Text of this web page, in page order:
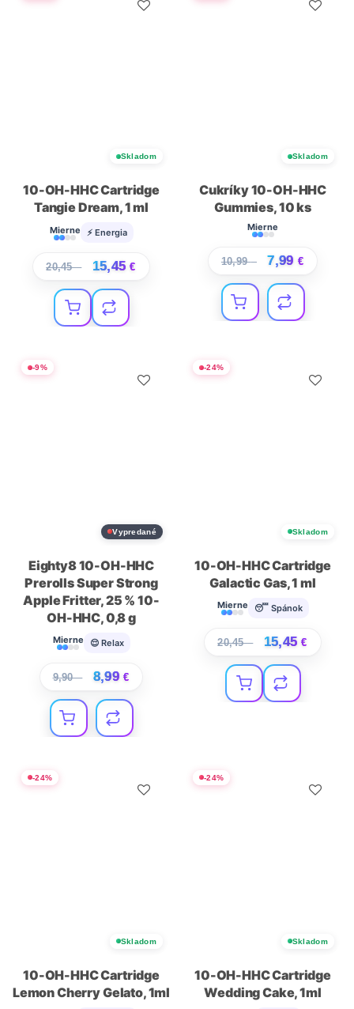
Skladom
10-OH-HHC Cartridge
Tangie Dream, 1 ml
Mierne ⚡ Energia
20,45€ 15,45€
Skladom
Cukríky 10-OH-HHC
Gummies, 10 ks
Mierne
10,99€ 7,99 €
-9%
Vypredané
Eighty8 10-OH-HHC
Prerolls Super Strong
Apple Fritter, 25 % 10-
OH-HHC, 0,8 g
Mierne 😌 Relax
9,90€ 8,99€
-24%
Skladom
10-OH-HHC Cartridge
Galactic Gas, 1 ml
Mierne 😴 Spánok
20,45€ 15,45€
-24%
Skladom
10-OH-HHC Cartridge
Lemon Cherry Gelato, 1ml
-24%
Skladom
10-OH-HHC Cartridge
Wedding Cake, 1ml